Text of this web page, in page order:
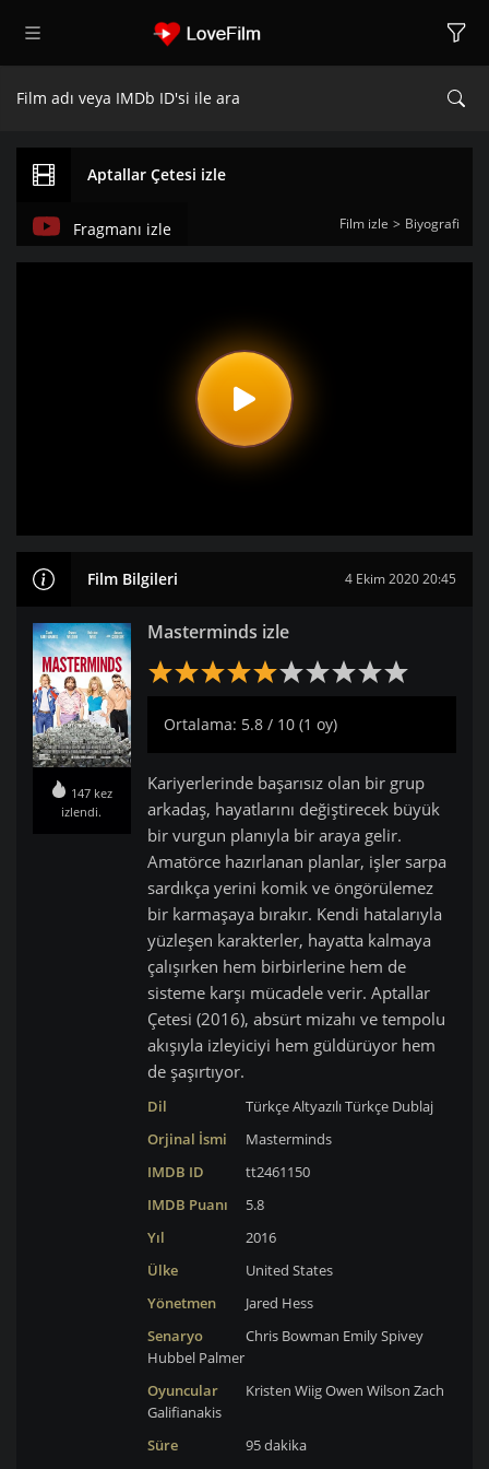
Aptallar Çetesi izle
Film izle Biyografi
Fragmanı izle
Film Bilgileri 4 Ekim 2020 20:45
147 kez
izlendi.
Masterminds izle
Ortalama: 5.8 / 10 (1 oy)
Kariyerlerinde başarısız olan bir grup
arkadaş, hayatlarını değiştirecek büyük
bir vurgun planıyla bir araya gelir.
Amatörce hazırlanan planlar, işler sarpa
sardıkça yerini komik ve öngörülemez
bir karmaşaya bırakır. Kendi hatalarıyla
yüzleşen karakterler, hayatta kalmaya
çalışırken hem birbirlerine hem de
sisteme karşı mücadele verir. Aptallar
Çetesi (2016), absürt mizahı ve tempolu
akışıyla izleyiciyi hem güldürüyor hem
de şaşırtıyor.
Dil Türkçe AltyazılıTürkçe Dublaj
Orjinal İsmi
Masterminds
IMDB ID
tt2461150
IMDB Puanı
5.8
Yıl
2016
Ülke
United States
Yönetmen
Jared Hess
Senaryo
Chris Bowman Emily Spivey
Hubbel Palmer
Oyuncular
Kristen WiigOwen Wilson Zach
Galifianakis
Süre
95 dakika